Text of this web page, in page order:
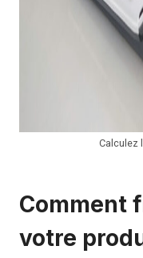
Calculez
Comment
votre